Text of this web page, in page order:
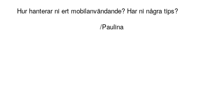
Hur hanterar ni ert mobilanvändande? Har ni några tips?
/Paulina